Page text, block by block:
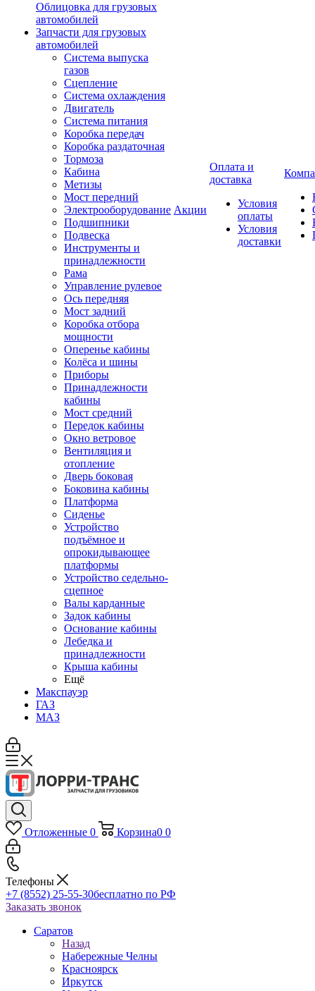
Облицовка для грузовых
автомобилей
Запчасти для грузовых
автомобилей
Система выпуска
газов
Сцепление
Система охлаждения
Двигатель
Система питания
Коробка передач
Коробка раздаточная
Тормоза
Кабина
Метизы
Мост передний
Электрооборудование
Подшипники
Подвеска
Инструменты и
принадлежности
Рама
Управление рулевое
Ось передняя
Мост задний
Коробка отбора
мощности
Оперенье кабины
Колёса и шины
Приборы
Принадлежности
кабины
Мост средний
Передок кабины
Окно ветровое
Вентиляция и
отопление
Дверь боковая
Боковина кабины
Платформа
Сиденье
Устройство
подъёмное и
опрокидывающее
платформы
Устройство седельно-
сцепное
Валы карданные
Задок кабины
Основание кабины
Лебедка и
принадлежности
Крыша кабины
Ещё
Макспауэр
ГАЗ
МАЗ
Акции
Оплата и
доставка
Условия
оплаты
Условия
доставки
Отложенные 0 Корзина0 0
Телефоны
+7 (8552) 25-55-30бесплатно по РФ
Заказать звонок
Саратов
Назад
Набережные Челны
Красноярск
Иркутск